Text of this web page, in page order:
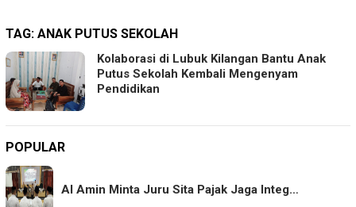
TAG: ANAK PUTUS SEKOLAH
Kolaborasi di Lubuk Kilangan Bantu Anak
Putus Sekolah Kembali Mengenyam
Pendidikan
POPULAR
Al Amin Minta Juru Sita Pajak Jaga Integ…